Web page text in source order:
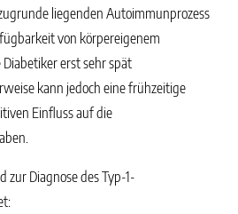
liegenden Autoimmunprozess
von körpereigenem
erst sehr spät
kann jedoch eine frühzeitige
Einfluss auf die
zur Diagnose des Typ-1-